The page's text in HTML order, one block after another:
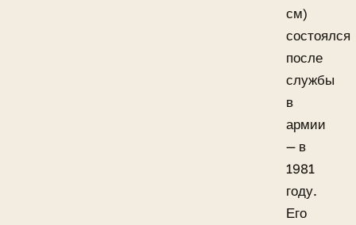
см)
состоялся
после
службы
в
армии
— в
1981
году.
Его